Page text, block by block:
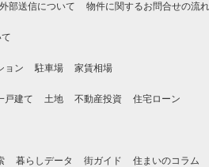
部送信について 物件に関するお問合せの流れ
ョン 駐車場 家賃相場
戸建て 土地 不動産投資 住宅ローン
暮らしデータ 街ガイド 住まいのコラム